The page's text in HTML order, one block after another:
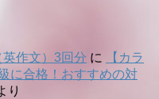
作文）3回分 に
【カラ
に合格！おすすめの対
り